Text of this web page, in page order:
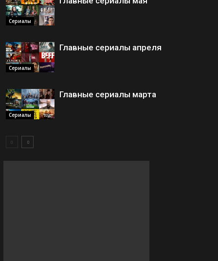
Сериалы
Сериалы
Главные сериалы апреля
Сериалы
Главные сериалы марта